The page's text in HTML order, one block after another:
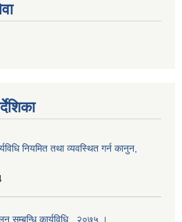
नियमित तथा व्यवस्थित गर्न कानुन,
सम्बन्धि कार्यविधि , २०७५ ।